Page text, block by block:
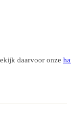
daarvoor onze